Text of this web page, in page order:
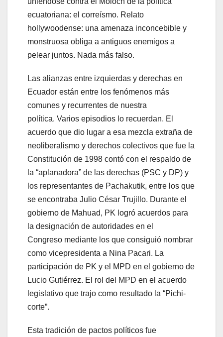
ecuatoriana: el correísmo. Relato
hollywoodense: una amenaza inconcebible y
monstruosa obliga a antiguos enemigos a
pelear juntos. Nada más falso.
Las alianzas entre izquierdas y derechas en
Ecuador están entre los fenómenos más
comunes y recurrentes de nuestra
política. Varios episodios lo recuerdan. El
acuerdo que dio lugar a esa mezcla extraña de
neoliberalismo y derechos colectivos que fue la
Constitución de 1998 contó con el respaldo de
la “aplanadora” de las derechas (PSC y DP) y
los representantes de Pachakutik, entre los que
se encontraba Julio César Trujillo. Durante el
gobierno de Mahuad, PK logró acuerdos para
la designación de autoridades en el
Congreso mediante los que consiguió nombrar
como vicepresidenta a Nina Pacari. La
participación de PK y el MPD en el gobierno de
Lucio Gutiérrez. El rol del MPD en el acuerdo
legislativo que trajo como resultado la “Pichi-
corte”.
Esta tradición de pactos políticos fue